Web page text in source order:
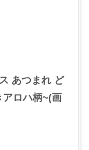
あつまれ ど
アロハ柄~(画